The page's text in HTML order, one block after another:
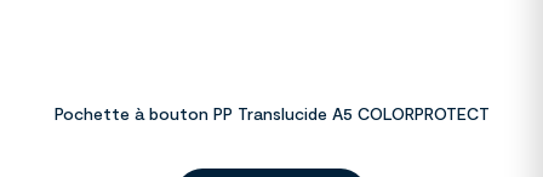
Pochette à bouton PP Translucide A5 COLORPROTECT